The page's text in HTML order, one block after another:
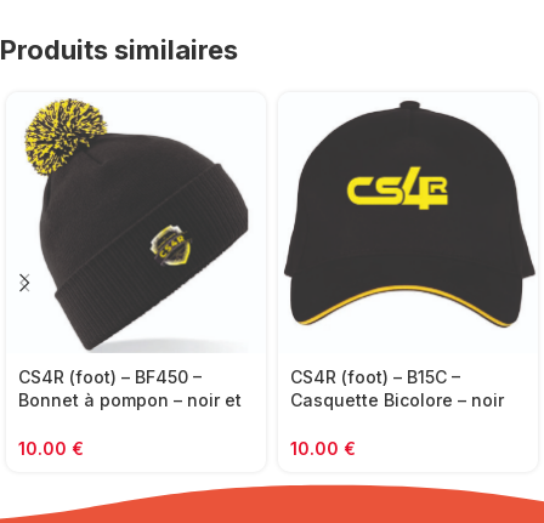
Produits similaires
CS4R (foot) – BF450 –
Bonnet à pompon – noir et
10.00 €
CS4R (foot) – B15C –
Casquette Bicolore – noir
10.00 €